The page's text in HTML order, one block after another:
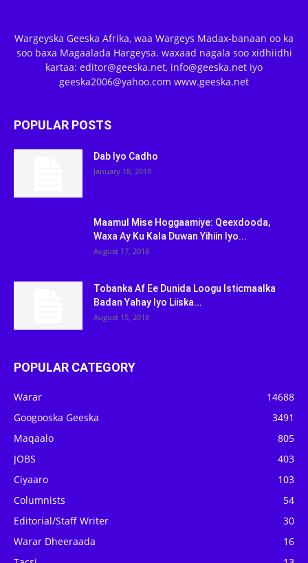
Wargeyska Geeska Afrika, waa Wargeys Madax-banaan oo ka
soo baxa Magaalada Hargeysa. waxaad nagala soo xidhiidhi
kartaa: editor@geeska.net, info@geeska.net iyo
geeska2006@yahoo.com www.geeska.net
POPULAR POSTS
Dab Iyo Cadho
January 18, 2018
Maamul Mise Hoggaamiye: Qeexdooda,
Waxa Ay Ku Kala Duwan Yihiin Iyo...
August 17, 2018
Tobanka Af Ee Dunida Loogu Isticmaalka
Badan Yahay Iyo Liiska...
August 15, 2018
POPULAR CATEGORY
Warar
14688
Googooska Geeska
3491
Maqaalo
805
JOBS
403
Ciyaaro
103
Columnists
54
Editorial/Staff Writer
30
Warar Dheeraada
16